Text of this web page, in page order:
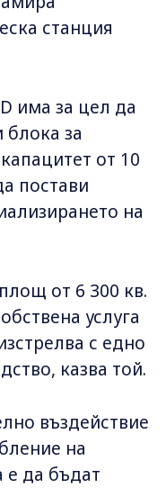
станция
има за цел да
за
от 10
постави
на
от 6 300 кв.
услуга
с едно
казва той.
въздействие
на
е да бъдат